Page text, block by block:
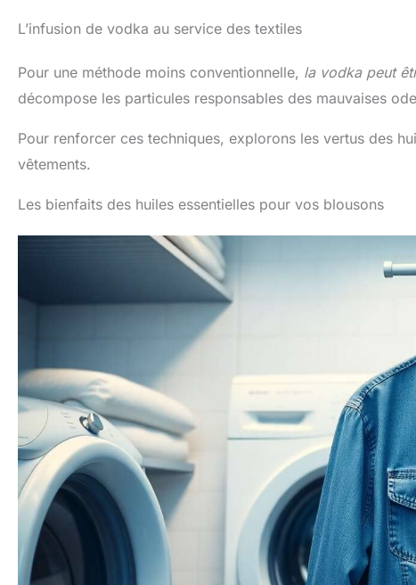
L’infusion de vodka au service des textiles
Pour une méthode moins conventionnelle, la vodka peut
décompose les particules responsables des mauvaises
Pour renforcer ces techniques, explorons les vertus des
vêtements.
Les bienfaits des huiles essentielles pour vos blousons